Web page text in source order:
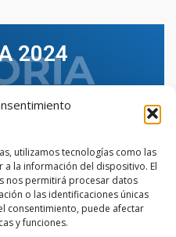
utilizamos tecnologías como las
la información del dispositivo. El
nos permitirá procesar datos
o las identificaciones únicas
consentimiento, puede afectar
y funciones.
2024